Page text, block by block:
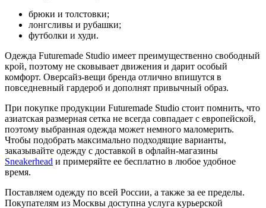
брюки и толстовки;
лонгсливы и рубашки;
футболки и худи.
Одежда Futuremade Studio имеет преимущественно свободный
крой, поэтому не сковывает движения и дарит особый
комфорт. Оверсайз-вещи бренда отлично впишутся в
повседневный гардероб и дополнят привычный образ.
При покупке продукции Futuremade Studio стоит помнить, что
азиатская размерная сетка не всегда совпадает с европейской,
поэтому выбранная одежда может немного маломерить.
Чтобы подобрать максимально подходящие варианты,
заказывайте одежду с доставкой в офлайн-магазины
Sneakerhead и примеряйте ее бесплатно в любое удобное
время.
Поставляем одежду по всей России, а также за ее пределы.
Покупателям из Москвы доступна услуга курьерской